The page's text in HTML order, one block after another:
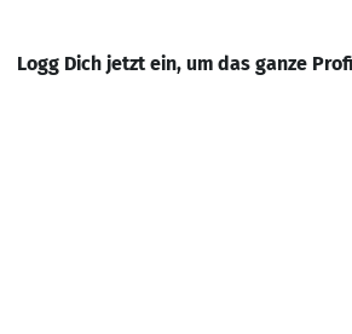
Logg Dich jetzt ein, um das ganze